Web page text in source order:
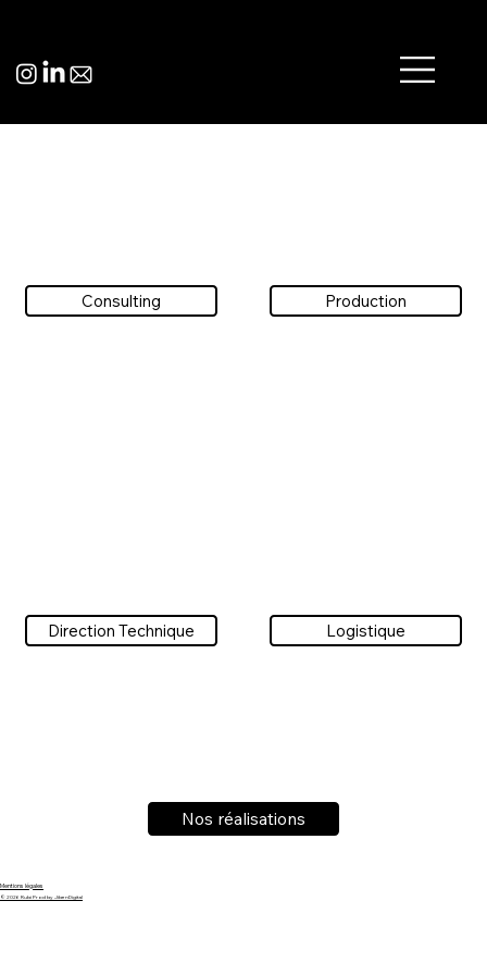
Consulting Production
Direction Technique Logistique
Nos réalisations
Mentions légales
© 2026 Rubi Prod by JibenDigital